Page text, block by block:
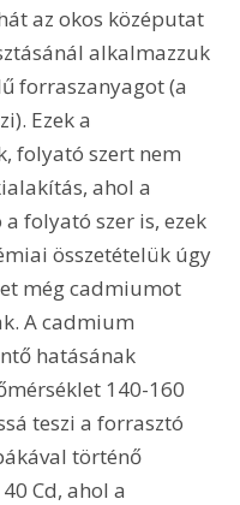
az okos középutat
alkalmazzuk
forraszanyagot (a
Ezek a
folyató szert nem
ahol a
folyató szer is, ezek
összetételük úgy
még cadmiumot
A cadmium
hatásának
140-160
teszi a forrasztó
történő
Cd, ahol a